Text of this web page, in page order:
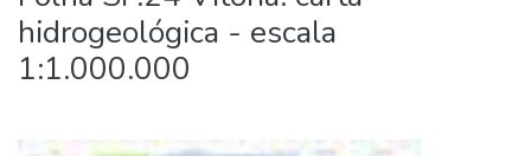
hidrogeológica - escala
1:1.000.000